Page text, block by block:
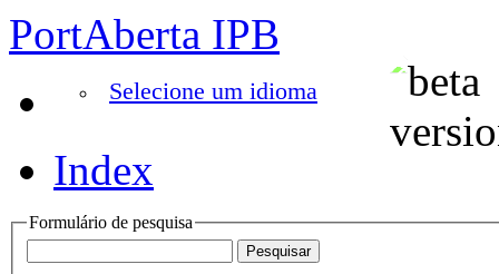
PortAberta IPB
Selecione um idioma
Index
Formulário de pesquisa